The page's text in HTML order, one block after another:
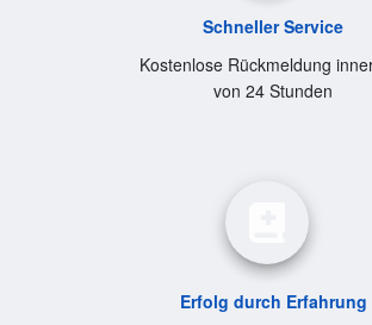
Schneller Service
Kostenlose Rückmeldung
von 24 Stunden
Erfolg durch Erfahrung